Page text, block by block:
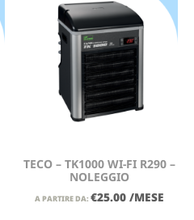
TECO – TK1000 WI-FI R290 –
NOLEGGIO
A PARTIRE DA: €25.00 /MESE